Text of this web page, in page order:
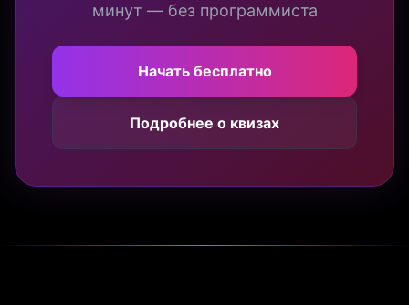
минут — без программиста
Начать бесплатно
Подробнее о квизах